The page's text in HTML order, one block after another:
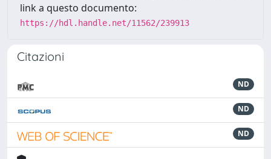
link a questo documento:
https://hdl.handle.net/11562/239913
Citazioni
ND
ND
ND